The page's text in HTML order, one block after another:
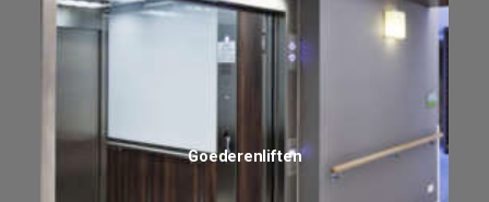
Goederenliften